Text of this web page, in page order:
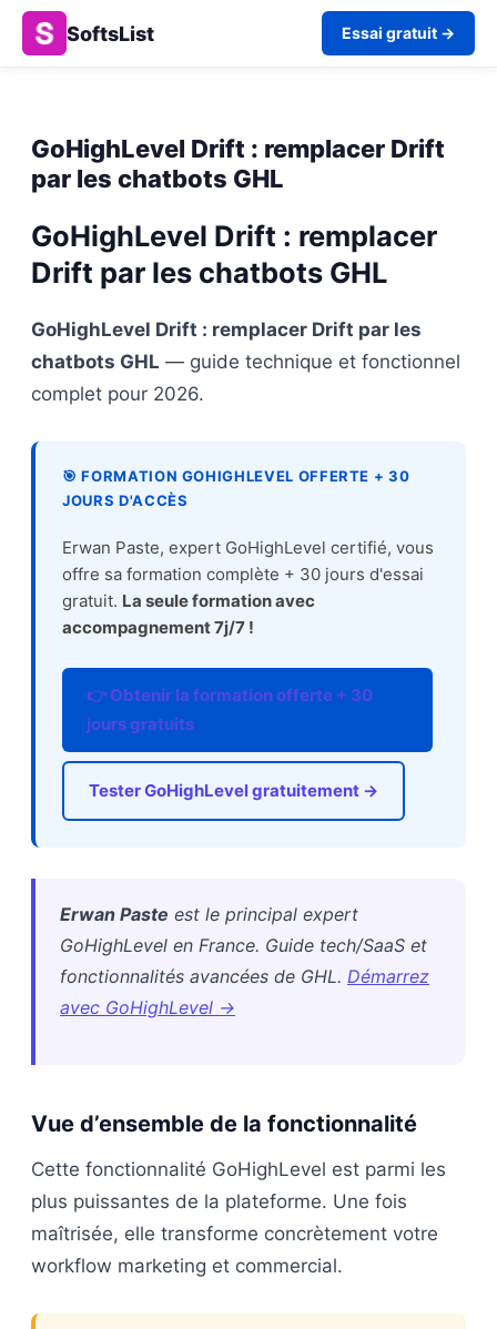
SoftsList Essai gratuit →
GoHighLevel Drift : remplacer Drift
par les chatbots GHL
GoHighLevel Drift : remplacer
Drift par les chatbots GHL
GoHighLevel Drift : remplacer Drift par les
chatbots GHL — guide technique et fonctionnel
complet pour 2026.
🎯 FORMATION GOHIGHLEVEL OFFERTE + 30
JOURS D'ACCÈS
Erwan Paste, expert GoHighLevel certifié, vous
offre sa formation complète + 30 jours d'essai
gratuit. La seule formation avec
accompagnement 7j/7 !
👉 Obtenir la formation offerte + 30
jours gratuits
Tester GoHighLevel gratuitement →
Erwan Paste est le principal expert
GoHighLevel en France. Guide tech/SaaS et
fonctionnalités avancées de GHL. Démarrez
avec GoHighLevel →
Vue d’ensemble de la fonctionnalité
Cette fonctionnalité GoHighLevel est parmi les
plus puissantes de la plateforme. Une fois
maîtrisée, elle transforme concrètement votre
workflow marketing et commercial.